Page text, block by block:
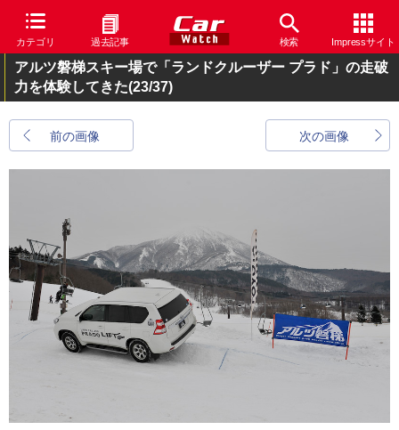
カテゴリ 過去記事 検索 Impressサイト
アルツ磐梯スキー場で「ランドクルーザー プラド」の走破
力を体験してきた(23/37)
前の画像 次の画像